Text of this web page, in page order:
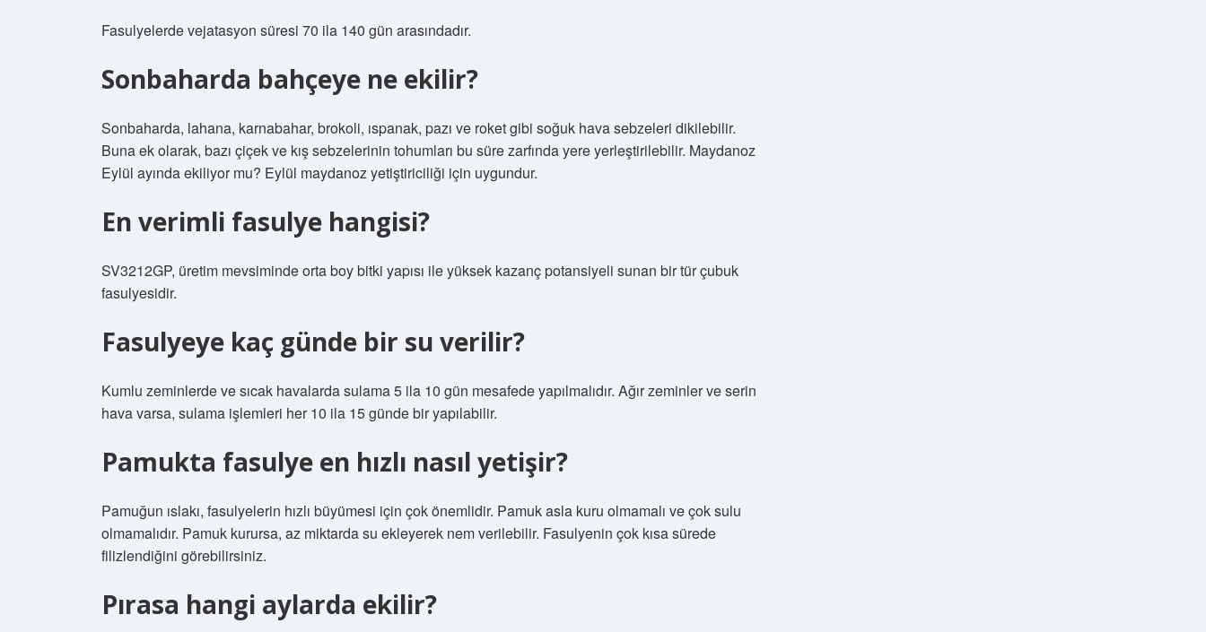
Fasulyelerde vejatasyon süresi 70 ila 140 gün arasındadır.
Sonbaharda bahçeye ne ekilir?
Sonbaharda, lahana, karnabahar, brokoli, ıspanak, pazı ve roket gibi soğuk hava sebzeleri dikilebilir.
Buna ek olarak, bazı çiçek ve kış sebzelerinin tohumları bu süre zarfında yere yerleştirilebilir. Maydanoz
Eylül ayında ekiliyor mu? Eylül maydanoz yetiştiriciliği için uygundur.
En verimli fasulye hangisi?
SV3212GP, üretim mevsiminde orta boy bitki yapısı ile yüksek kazanç potansiyeli sunan bir tür çubuk
fasulyesidir.
Fasulyeye kaç günde bir su verilir?
Kumlu zeminlerde ve sıcak havalarda sulama 5 ila 10 gün mesafede yapılmalıdır. Ağır zeminler ve serin
hava varsa, sulama işlemleri her 10 ila 15 günde bir yapılabilir.
Pamukta fasulye en hızlı nasıl yetişir?
Pamuğun ıslakı, fasulyelerin hızlı büyümesi için çok önemlidir. Pamuk asla kuru olmamalı ve çok sulu
olmamalıdır. Pamuk kurursa, az miktarda su ekleyerek nem verilebilir. Fasulyenin çok kısa sürede
filizlendiğini görebilirsiniz.
Pırasa hangi aylarda ekilir?